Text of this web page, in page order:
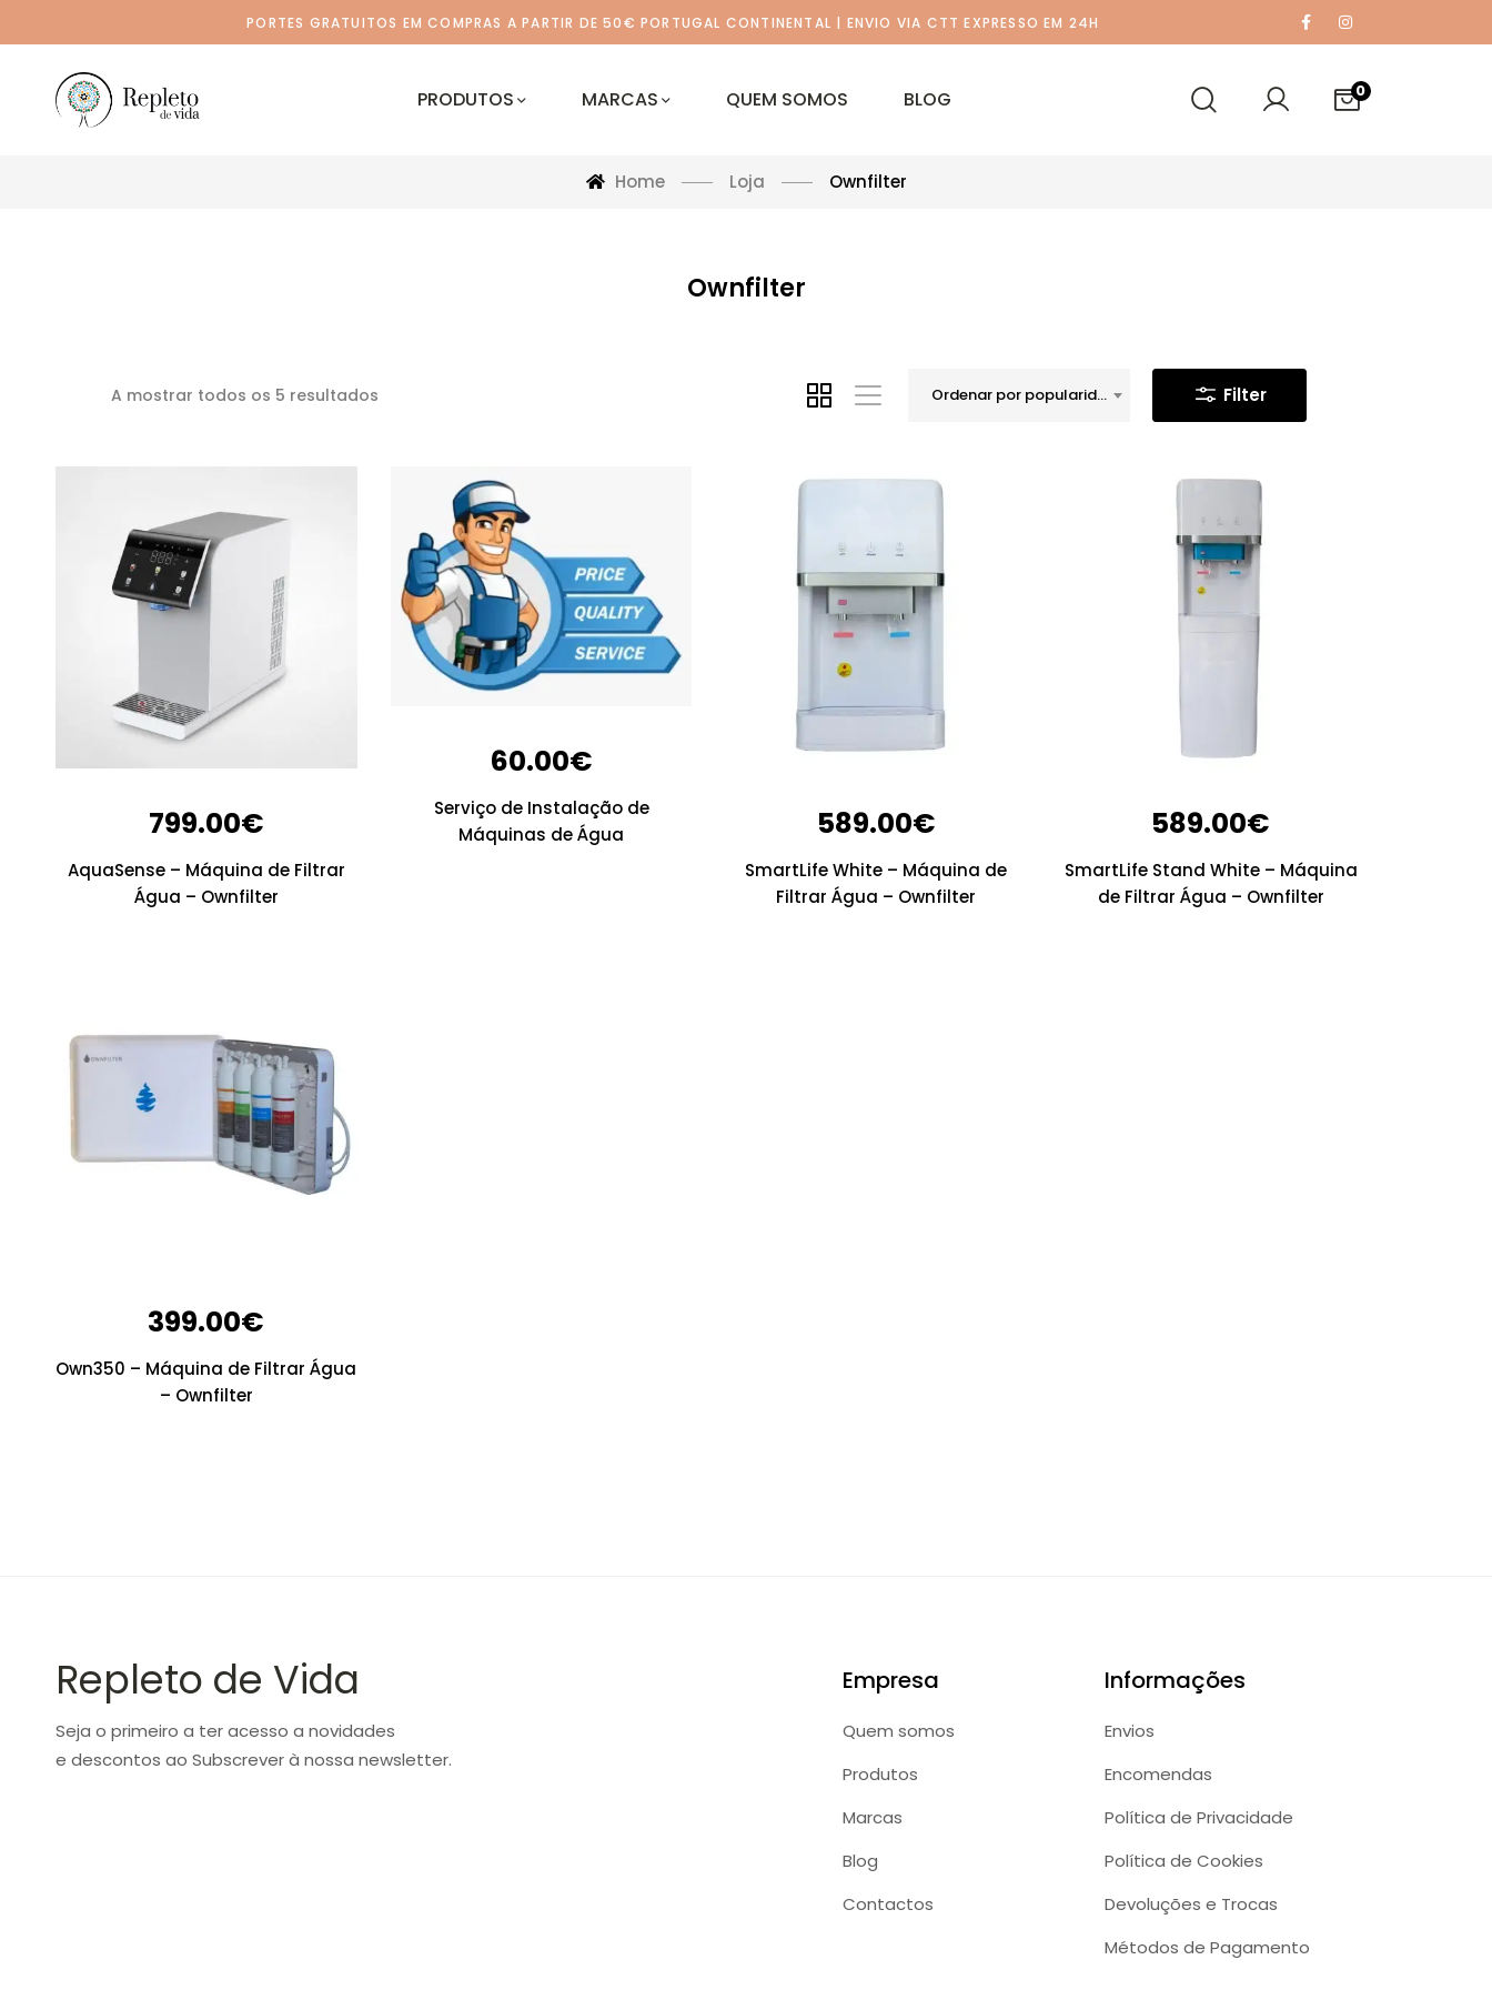
PORTES GRATUITOS EM COMPRAS A PARTIR DE 50€ PORTUGAL CONTINENTAL | ENVIO VIA CTT EXPRESSO EM 24H
PRODUTOS MARCAS QUEM SOMOS BLOG 0
Home Loja Ownfilter
Ownfilter
A mostrar todos os 5 resultados Ordenar por popularidade Filter
799.00€
AquaSense – Máquina de Filtrar
Água – Ownfilter
60.00€
Serviço de Instalação de
Máquinas de Água
589.00€
SmartLife White – Máquina de
Filtrar Água – Ownfilter
589.00€
SmartLife Stand White – Máquina
de Filtrar Água – Ownfilter
399.00€
Own350 – Máquina de Filtrar Água
– Ownfilter
Repleto de Vida
Seja o primeiro a ter acesso a novidades
e descontos ao Subscrever à nossa newsletter.
Empresa
Quem somos
Produtos
Marcas
Blog
Contactos
Informações
Envios
Encomendas
Política de Privacidade
Política de Cookies
Devoluções e Trocas
Métodos de Pagamento